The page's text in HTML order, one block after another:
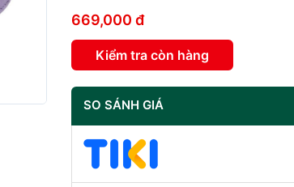
669,000 đ
Kiểm tra còn hàng
SO SÁNH GIÁ